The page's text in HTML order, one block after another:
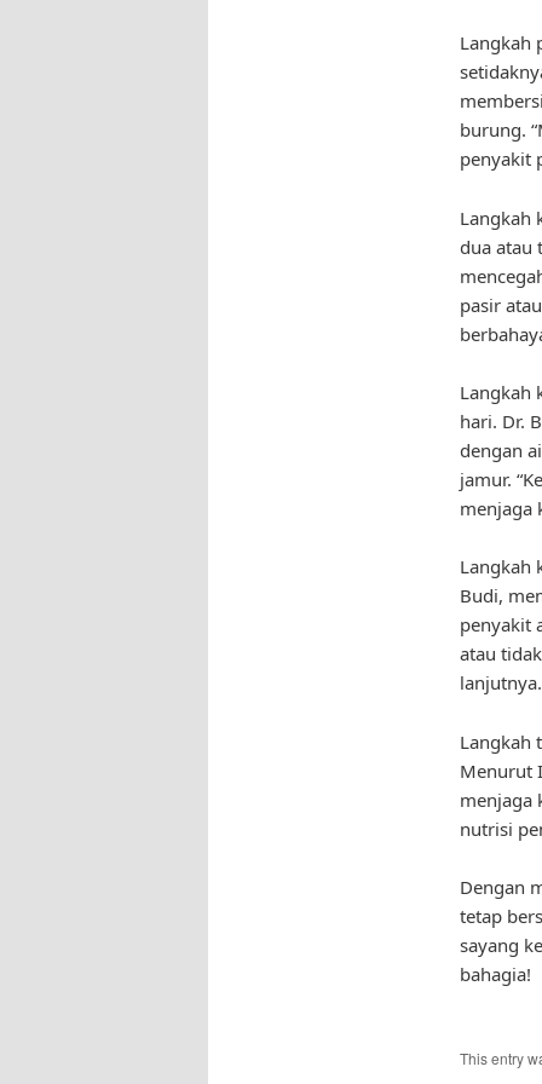
Langkah
burung.
penyakit
Langkah
dua atau
pasir
Langkah
hari. Dr.
dengan
jamur.
menjaga
Langkah
Budi,
penyakit
atau
lanjutnya.
Langkah
Menurut
menjaga
nutrisi
Dengan
tetap
sayang
bahagia!
This entry